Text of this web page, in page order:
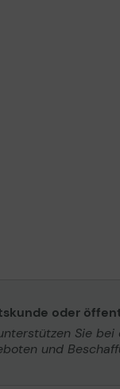
oder
Sie
und